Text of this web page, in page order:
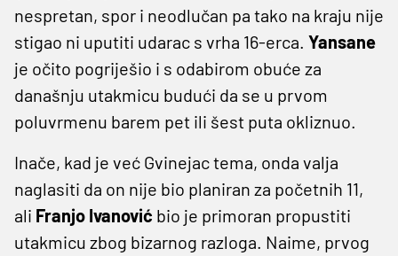
nespretan, spor i neodlučan pa tako na kraju nije
stigao ni uputiti udarac s vrha 16-erca. Yansane
je očito pogriješio i s odabirom obuće za
današnju utakmicu budući da se u prvom
poluvrmenu barem pet ili šest puta okliznuo.
Inače, kad je već Gvinejac tema, onda valja
naglasiti da on nije bio planiran za početnih 11,
ali Franjo Ivanović bio je primoran propustiti
utakmicu zbog bizarnog razloga. Naime, prvog